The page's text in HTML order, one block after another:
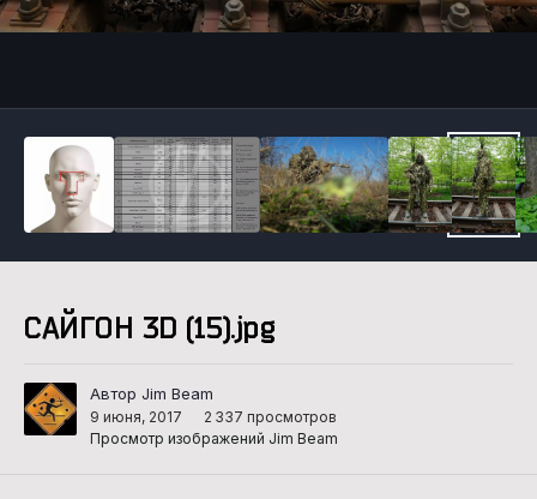
САЙГОН 3D (15).jpg
Автор Jim Beam
9 июня, 2017
2 337 просмотров
Просмотр изображений Jim Beam